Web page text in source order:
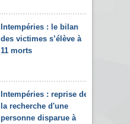
Intempéries : le bilan
des victimes s’élève à
11 morts
Intempéries : reprise de
la recherche d'une
personne disparue à